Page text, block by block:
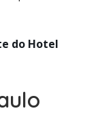
do Hotel